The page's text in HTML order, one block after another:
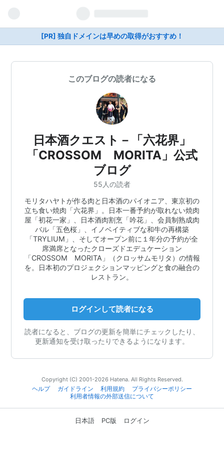
[PR] 独自ドメインは早めの取得がおすすめ！
このブログの読者になる
日本酒クエスト－「六花界」
「CROSSOM MORITA」公式
ブログ
55人の読者
モリタハヤトが作る肉と日本酒のパイオニア、東京初の
立ち食い焼肉「六花界」。日本一番予約が取れない焼肉
屋「初花一家」、日本酒肉割烹「吟花」、会員制熟成肉
バル「五色桜」、イノベイティブな和牛の再構築
「TRYLIUM」、そしてオープン前に１年分の予約が全
席満席となったクローズドエデュケーション
「CROSSOM MORITA」（クロッサムモリタ）の情報
を。日本初のプロジェクションマッピングと食の融合の
レストラン。
ログインして読者になる
読者になると、ブログの更新を簡単にチェックしたり、
更新通知を受け取ったりできるようになります。
Copyright (C) 2001-2026 Hatena. All Rights Reserved.
ヘルプ
ガイドライン 利用規約
プライバシーポリシー
利用者情報の外部送信について
日本語 PC版 ログイン